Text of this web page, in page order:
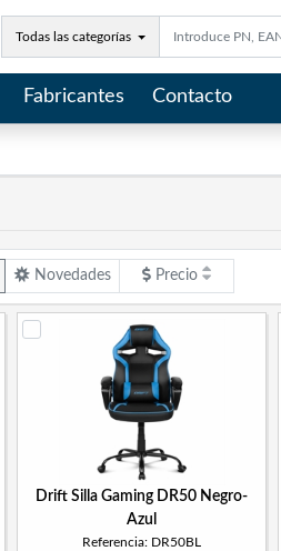
Todas las categorías
Fabricantes Contacto
Novedades Precio
Drift Silla Gaming DR50 Negro-
Azul
Referencia: DR50BL